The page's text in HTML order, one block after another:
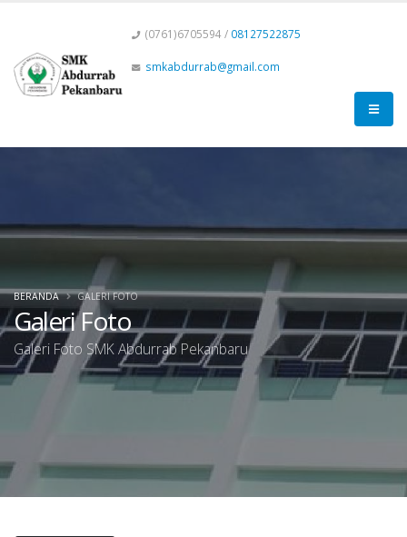
(0761)6705594 / 08127522875
smkabdurrab@gmail.com
Galeri Foto
Galeri Foto SMK Abdurrab Pekanbaru
BERANDA GALERI FOTO